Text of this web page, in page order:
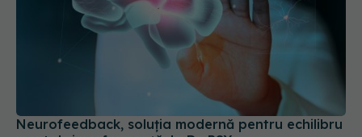
Neurofeedback, soluția modernă pentru echilibru
mental și performanță, la Dr. PSY